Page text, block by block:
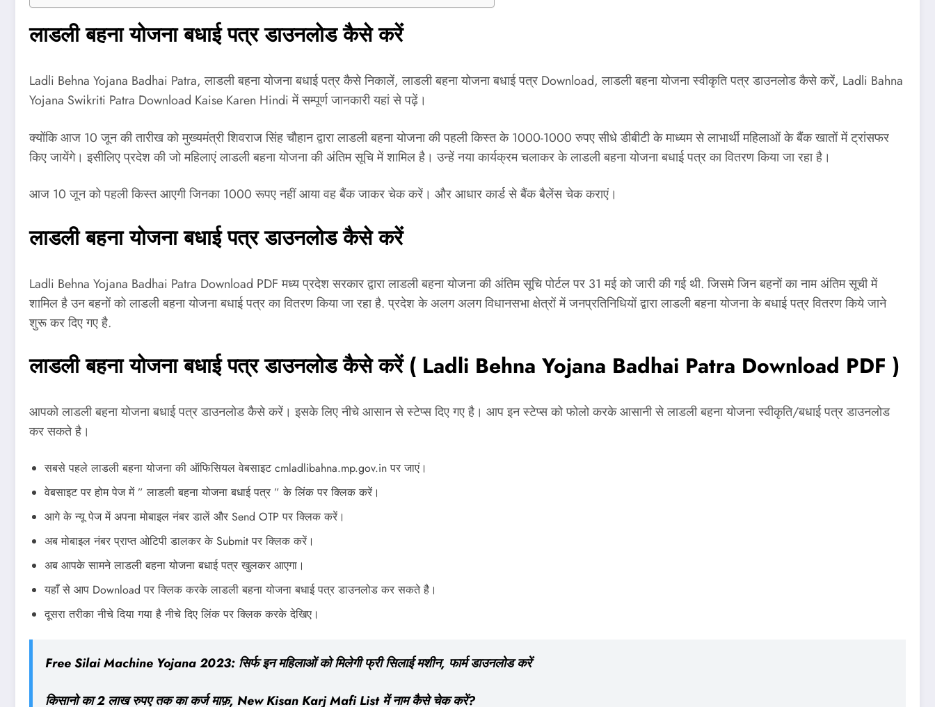
लाडली बहना योजना बधाई पत्र डाउनलोड कैसे करें
Ladli Behna Yojana Badhai Patra, लाडली बहना योजना बधाई पत्र कैसे निकालें, लाडली बहना योजना बधाई पत्र Download, लाडली बहना योजना स्वीकृति पत्र डाउनलोड कैसे करें, Ladli Bahna
Yojana Swikriti Patra Download Kaise Karen Hindi में सम्पूर्ण जानकारी यहां से पढ़ें।
क्योंकि आज 10 जून की तारीख को मुख्यमंत्री शिवराज सिंह चौहान द्वारा लाडली बहना योजना की पहली किस्त के 1000-1000 रुपए सीधे डीबीटी के माध्यम से लाभार्थी महिलाओं के बैंक खातों में ट्रांसफर
किए जायेंगे। इसीलिए प्रदेश की जो महिलाएं लाडली बहना योजना की अंतिम सूचि में शामिल है। उन्हें नया कार्यक्रम चलाकर के लाडली बहना योजना बधाई पत्र का वितरण किया जा रहा है।
आज 10 जून को पहली किस्त आएगी जिनका 1000 रूपए नहीं आया वह बैंक जाकर चेक करें। और आधार कार्ड से बैंक बैलेंस चेक कराएं।
लाडली बहना योजना बधाई पत्र डाउनलोड कैसे करें
Ladli Behna Yojana Badhai Patra Download PDF मध्य प्रदेश सरकार द्वारा लाडली बहना योजना की अंतिम सूचि पोर्टल पर 31 मई को जारी की गई थी. जिसमे जिन बहनों का नाम अंतिम सूची में
शामिल है उन बहनों को लाडली बहना योजना बधाई पत्र का वितरण किया जा रहा है. प्रदेश के अलग अलग विधानसभा क्षेत्रों में जनप्रतिनिधियों द्वारा लाडली बहना योजना के बधाई पत्र वितरण किये जाने
शुरू कर दिए गए है.
लाडली बहना योजना बधाई पत्र डाउनलोड कैसे करें ( Ladli Behna Yojana Badhai Patra Download PDF )
आपको लाडली बहना योजना बधाई पत्र डाउनलोड कैसे करें। इसके लिए नीचे आसान से स्टेप्स दिए गए है। आप इन स्टेप्स को फोलो करके आसानी से लाडली बहना योजना स्वीकृति/बधाई पत्र डाउनलोड
कर सकते है।
सबसे पहले लाडली बहना योजना की ऑफिसियल वेबसाइट cmladlibahna.mp.gov.in पर जाएं।
वेबसाइट पर होम पेज में ” लाडली बहना योजना बधाई पत्र ” के लिंक पर क्लिक करें।
आगे के न्यू पेज में अपना मोबाइल नंबर डालें और Send OTP पर क्लिक करें।
अब मोबाइल नंबर प्राप्त ओटिपी डालकर के Submit पर क्लिक करें।
अब आपके सामने लाडली बहना योजना बधाई पत्र खुलकर आएगा।
यहाँ से आप Download पर क्लिक करके लाडली बहना योजना बधाई पत्र डाउनलोड कर सकते है।
दूसरा तरीका नीचे दिया गया है नीचे दिए लिंक पर क्लिक करके देखिए।
Free Silai Machine Yojana 2023: सिर्फ इन महिलाओं को मिलेगी फ्री सिलाई मशीन, फार्म डाउनलोड करें
किसानो का 2 लाख रुपए तक का कर्ज माफ़, New Kisan Karj Mafi List में नाम कैसे चेक करें?